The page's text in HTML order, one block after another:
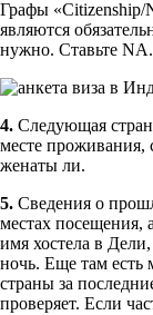
Графы «Citizenship/
являются
нужно. Ставьте NA.
4. Следующая
месте проживания,
женаты ли.
5. Сведения о
местах посещения,
имя хостела в
ночь. Еще там есть
страны за
проверяет. Если